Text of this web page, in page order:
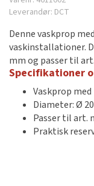
Leverandør: DCT
Denne vaskprop
vaskinstallationer.
mm og passer til
Specifikationer
Vaskprop
Diameter: Ø
Passer til art.
Praktisk